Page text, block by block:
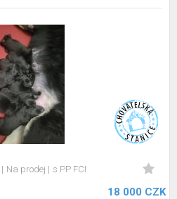
Na prodej s PP FCI
18 000 CZK